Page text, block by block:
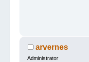
arvernes
Administrator